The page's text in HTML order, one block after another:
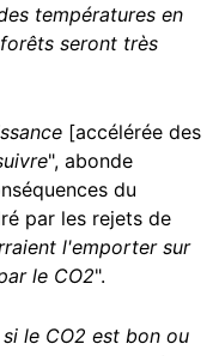
températures en
seront très
[accélérée des
", abonde
du
par les rejets de
l'emporter sur
le CO2".
le CO2 est bon ou